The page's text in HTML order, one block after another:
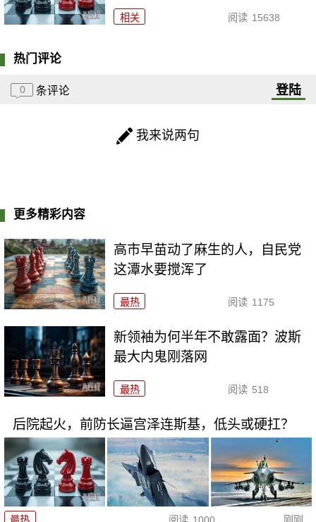
相关 阅读 15638
热门评论
0 条评论 登陆
我来说两句
更多精彩内容
高市早苗动了麻生的人，自民党
这潭水要搅浑了
最热 阅读 1175
新领袖为何半年不敢露面？波斯
最大内鬼刚落网
最热 阅读 518
后院起火，前防长逼宫泽连斯基，低头或硬扛？